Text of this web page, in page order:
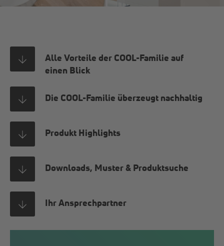
Alle Vorteile der COOL-Familie auf
einen Blick
Die COOL-Familie überzeugt nachhaltig
Produkt Highlights
Downloads, Muster & Produktsuche
Ihr Ansprechpartner